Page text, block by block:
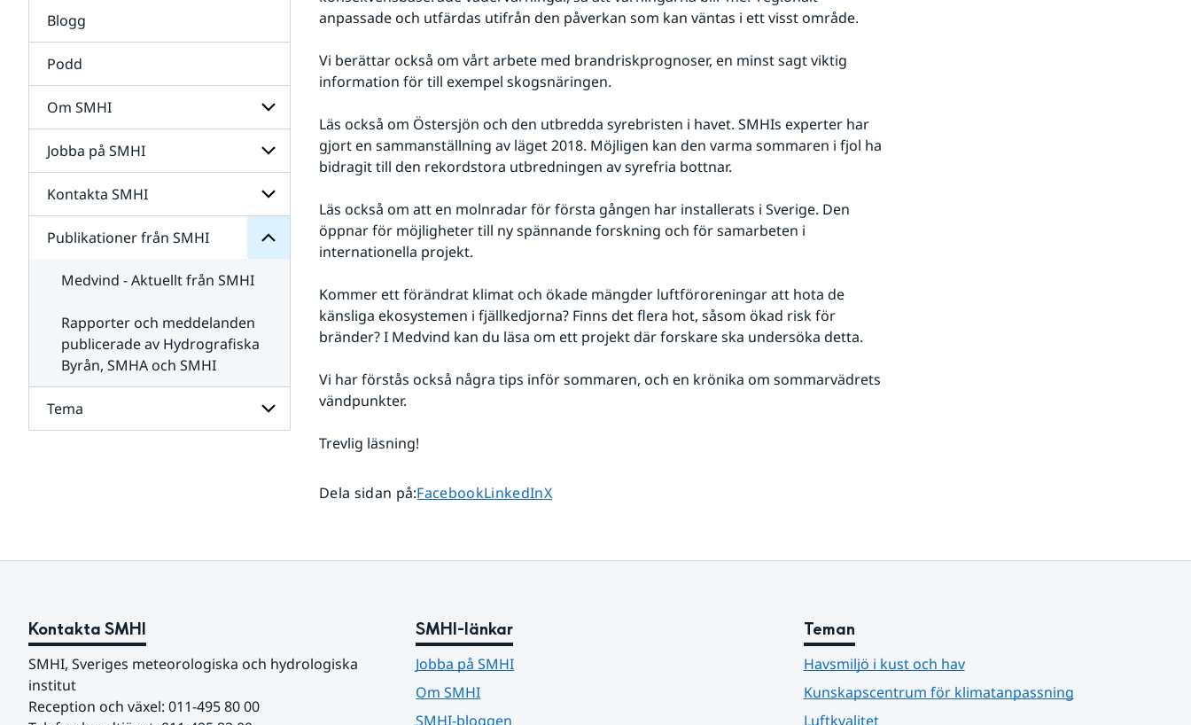
Forskning
Blogg
Podd
Om SMHI
Undersidor
för
Om
SMHI
Jobba på SMHI
Undersidor
för
Jobba
på
Kontakta SMHI
Undersidor
Kontakta
SMHI
Publikationer från SMHI
Undersidor
för
Publikationer
från
SMHI
Medvind - Aktuellt från SMHI
Rapporter och meddelanden
publicerade av Hydrografiska
Byrån, SMHA och SMHI
Tema
Undersidor
anpassade och utfärdas utifrån den påverkan som kan väntas i ett visst område.
Vi berättar också om vårt arbete med brandriskprognoser, en minst sagt viktig
information för till exempel skogsnäringen.
Läs också om Östersjön och den utbredda syrebristen i havet. SMHIs experter har
gjort en sammanställning av läget 2018. Möjligen kan den varma sommaren i fjol ha
bidragit till den rekordstora utbredningen av syrefria bottnar.
Läs också om att en molnradar för första gången har installerats i Sverige. Den
öppnar för möjligheter till ny spännande forskning och för samarbeten i
internationella projekt.
Kommer ett förändrat klimat och ökade mängder luftföroreningar att hota de
känsliga ekosystemen i fjällkedjorna? Finns det flera hot, såsom ökad risk för
bränder? I Medvind kan du läsa om ett projekt där forskare ska undersöka detta.
Vi har förstås också några tips inför sommaren, och en krönika om sommarvädrets
vändpunkter.
Trevlig läsning!
Dela sidan på:Dela sidan på
FacebookDela sidan på
LinkedInDela sidan på
X
Kontakta SMHI
SMHI, Sveriges meteorologiska och hydrologiska
institut
Reception och växel: 011-495 80 00
SMHI-länkar
Jobba på SMHI
Om SMHI
SMHI-bloggen
Teman
Havsmiljö i kust och hav
Kunskapscentrum för klimatanpassning
Luftkvalitet